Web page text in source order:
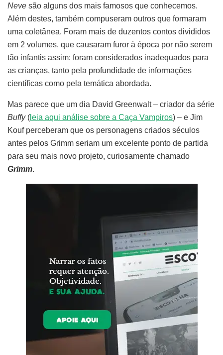
Neve são alguns dos mais famosos que conhecemos.
Além destes, também compuseram outros que formaram
uma coletânea. Foram mais de duzentos contos divididos
em 2 volumes, que causaram furor à época por não serem
tão infantis assim: foram considerados inadequados para
as crianças, tanto pela profundidade de informações
científicas como pela temática abordada.
Mas parece que um dia David Greenwalt – criador da série
Buffy( leia aqui análise sobre a Caça Vampiros) – e Jim
Kouf perceberam que os personagens criados séculos
antes pelos Grimm seriam um excelente ponto de partida
para seu mais novo projeto, curiosamente chamado
Grimm.